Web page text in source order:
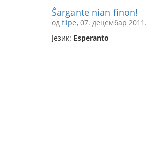
Ŝargante nian finon!
од flipe, 07. децембар 2011.
Језик: Esperanto